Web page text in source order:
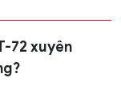
72 xuyên